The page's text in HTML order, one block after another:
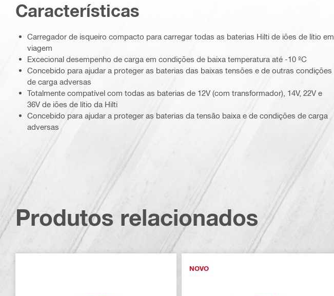
Características
Carregador de isqueiro compacto para carregar todas as baterias Hilti de iões de lítio em
viagem
Excecional desempenho de carga em condições de baixa temperatura até -10 ºC
Concebido para ajudar a proteger as baterias das baixas tensões e de outras condições
de carga adversas
Totalmente compatível com todas as baterias de 12V (com transformador), 14V, 22V e
36V de iões de lítio da Hilti
Concebido para ajudar a proteger as baterias da tensão baixa e de condições de carga
adversas
Produtos relacionados
NOVO